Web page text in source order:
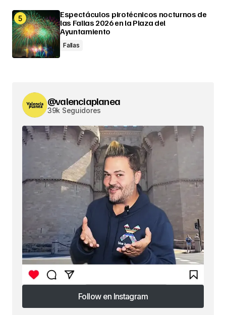
Espectáculos pirotécnicos nocturnos de
las Fallas 2026 en la Plaza del
Ayuntamiento
Fallas
@valenciaplanea
39k Seguidores
Follow en Instagram
Follow en Instagram